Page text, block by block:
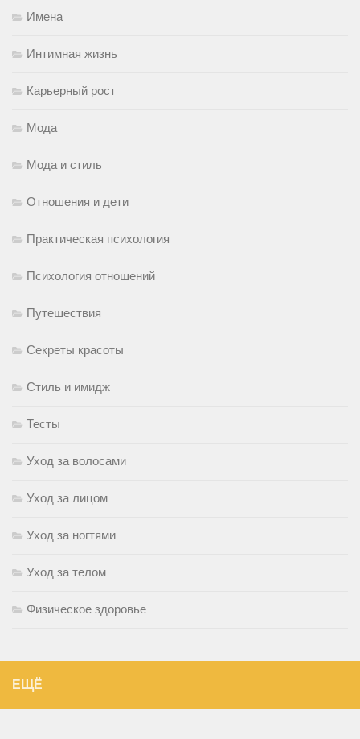
Имена
Интимная жизнь
Карьерный рост
Мода
Мода и стиль
Отношения и дети
Практическая психология
Психология отношений
Путешествия
Секреты красоты
Стиль и имидж
Тесты
Уход за волосами
Уход за лицом
Уход за ногтями
Уход за телом
Физическое здоровье
ЕЩЁ